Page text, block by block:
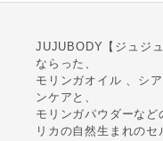
JUJUBODY【ジュジ
ならった、
モリンガオイル 、シ
ンケアと、
モリンガパウダーな
リカの自然生まれのセ